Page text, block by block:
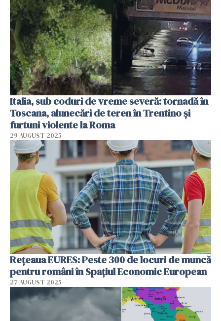
Italia, sub coduri de vreme severă: tornadă în
Toscana, alunecări de teren în Trentino și
furtuni violente la Roma
29 AUGUST 2025
Rețeaua EURES: Peste 300 de locuri de muncă
pentru români în Spațiul Economic European
27 AUGUST 2025